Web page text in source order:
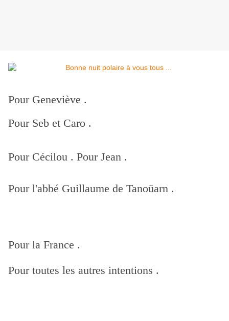
Pour Geneviève .
Pour Seb et Caro .
Pour Cécilou . Pour Jean .
Pour l'abbé Guillaume de Tanoüarn .
Pour la France .
Pour toutes les autres intentions .